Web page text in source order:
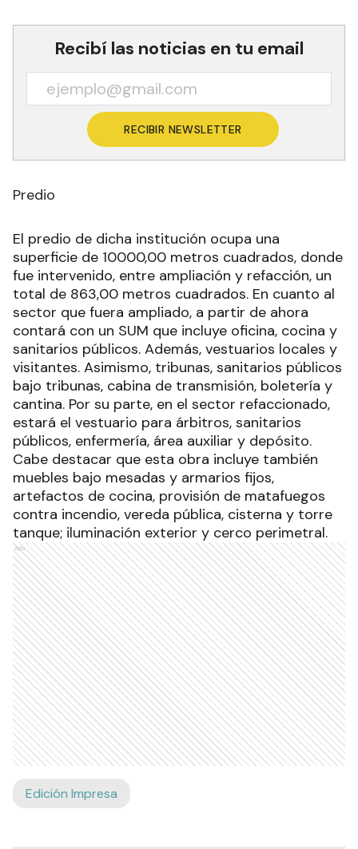
Recibí las noticias en tu email
RECIBIR NEWSLETTER
Predio
El predio de dicha institución ocupa una
superficie de 10000,00 metros cuadrados, donde
fue intervenido, entre ampliación y refacción, un
total de 863,00 metros cuadrados. En cuanto al
sector que fuera ampliado, a partir de ahora
contará con un SUM que incluye oficina, cocina y
sanitarios públicos. Además, vestuarios locales y
visitantes. Asimismo, tribunas, sanitarios públicos
bajo tribunas, cabina de transmisión, boletería y
cantina. Por su parte, en el sector refaccionado,
estará el vestuario para árbitros, sanitarios
públicos, enfermería, área auxiliar y depósito.
Cabe destacar que esta obra incluye también
muebles bajo mesadas y armarios fijos,
artefactos de cocina, provisión de matafuegos
contra incendio, vereda pública, cisterna y torre
tanque; iluminación exterior y cerco perimetral.
Ads
Edición Impresa